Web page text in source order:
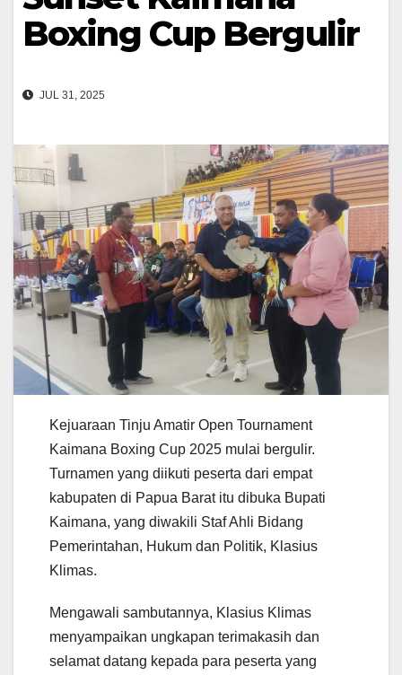
Boxing Cup Bergulir
JUL 31, 2025
Kejuaraan Tinju Amatir Open Tournament
Kaimana Boxing Cup 2025 mulai bergulir.
Turnamen yang diikuti peserta dari empat
kabupaten di Papua Barat itu dibuka Bupati
Kaimana, yang diwakili Staf Ahli Bidang
Pemerintahan, Hukum dan Politik, Klasius
Klimas.
Mengawali sambutannya, Klasius Klimas
menyampaikan ungkapan terimakasih dan
selamat datang kepada para peserta yang